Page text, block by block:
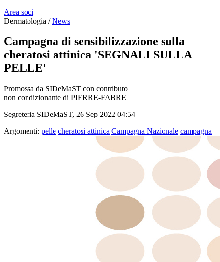
Area soci
Dermatologia /News
Campagna di sensibilizzazione sulla
cheratosi attinica 'SEGNALI SULLA
PELLE'
Promossa da SIDeMaST con contributo
non condizionante di PIERRE-FABRE
Segreteria SIDeMaST, 26 Sep 2022 04:54
Argomenti: pelle cheratosi attinica Campagna Nazionale campagna